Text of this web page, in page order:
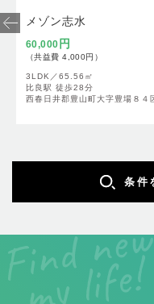
メゾン志水
60,000 円
（共益費 4,000円）
西春日井郡豊山町大字豊場８４
3LDK／65.56㎡
比良駅 徒歩28分
条件